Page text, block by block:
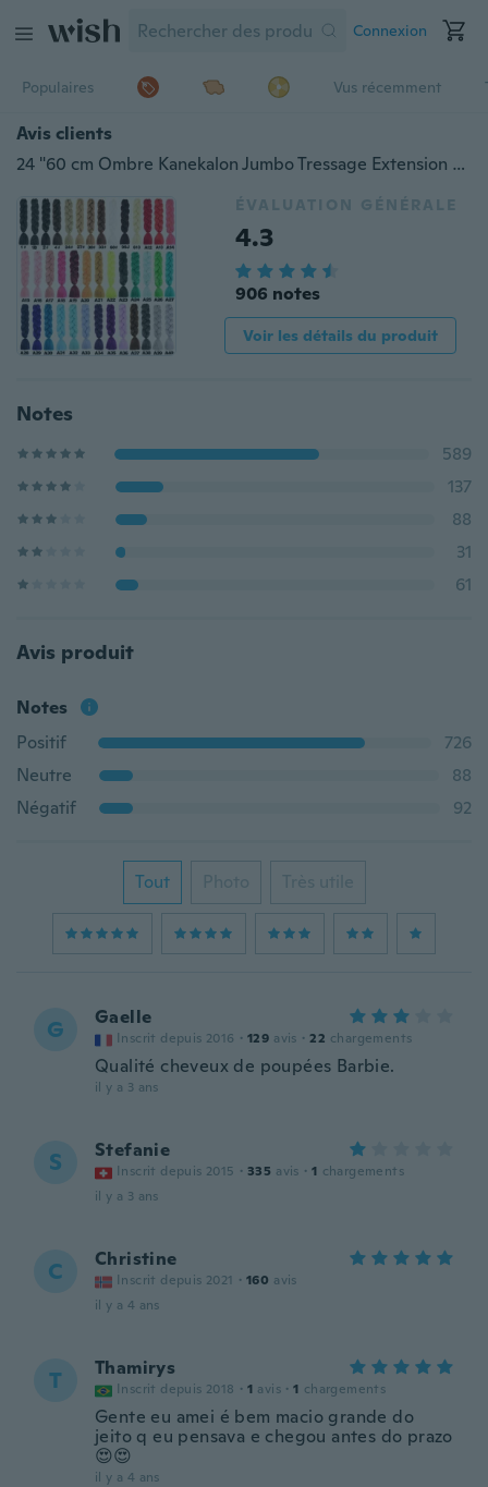
Connexion
Populaires Vus récemment
Avis clients
24 "60 cm Ombre Kanekalon Jumbo Tressage Extension de Cheveux Synthétiques Tresse Africaine
ÉVALUATION GÉNÉRALE
4.3
906 notes
Voir les détails du produit
Notes
589
137
88
31
61
Avis produit
Notes
Positif
726
Neutre
88
Négatif
92
Tout Photo Très utile
G Gaelle
Inscrit depuis 2016 · 129 avis · 22 chargements
Qualité cheveux de poupées Barbie.
il y a 3 ans
S Stefanie
Inscrit depuis 2015 · 335 avis · 1 chargements
il y a 3 ans
C Christine
Inscrit depuis 2021 · 160 avis
il y a 4 ans
T Thamirys
Inscrit depuis 2018 · 1 avis · 1 chargements
Gente eu amei é bem macio grande do
jeito q eu pensava e chegou antes do prazo
😍😍
il y a 4 ans